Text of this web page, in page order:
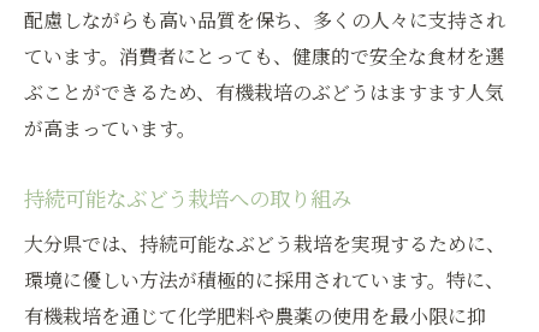
配慮しながらも高い品質を保ち、多くの人々に支持され
ています。消費者にとっても、健康的で安全な食材を選
ぶことができるため、有機栽培のぶどうはますます人気
が高まっています。
持続可能なぶどう栽培への取り組み
大分県では、持続可能なぶどう栽培を実現するために、
環境に優しい方法が積極的に採用されています。特に、
有機栽培を通じて化学肥料や農薬の使用を最小限に抑